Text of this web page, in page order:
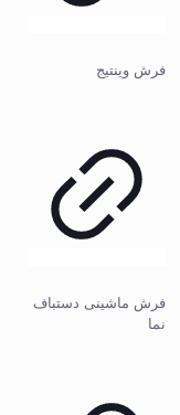
فرش وینتیج
فرش ماشینی دستباف
نما